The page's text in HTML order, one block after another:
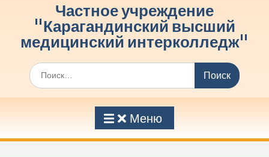
Частное учреждение
"Карагандинский высший
медицинский интерколледж"
Меню